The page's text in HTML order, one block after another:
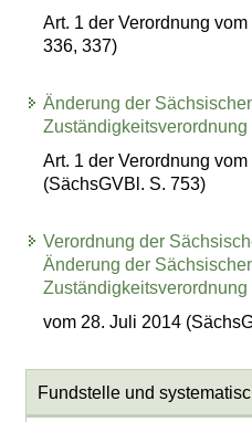
Art. 1 der Verordnung
336, 337)
Änderung der
Zuständigkeitsverordnung
Art. 1 der Verordnung
(SächsGVBl. S. 753)
Verordnung der
Änderung der
Zuständigkeitsverordnung
vom 28. Juli 2014
Fundstelle und